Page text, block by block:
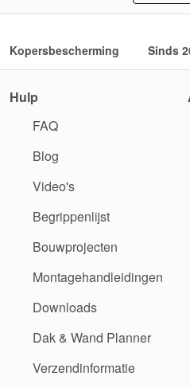
Kopersbescherming Sinds
Hulp
FAQ
Blog
Video's
Begrippenlijst
Bouwprojecten
Montagehandleidingen
Downloads
Dak & Wand Planner
Verzendinformatie